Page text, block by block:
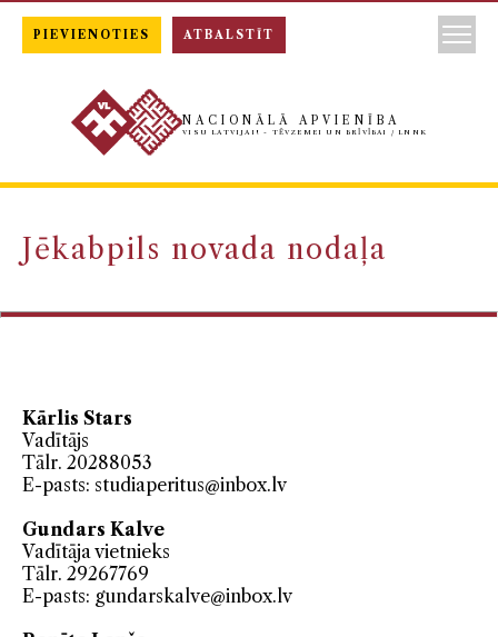
NACIONĀLĀ APVIENĪBA
VISU LATVIJAI! - TĒVZEMEI UN BRĪVĪBAI / LNNK
Jēkabpils novada nodaļa
Kārlis Stars
Vadītājs
Tālr. 20288053
E-pasts: studiaperitus@inbox.lv
Gundars Kalve
Vadītāja vietnieks
Tālr. 29267769
E-pasts: gundarskalve@inbox.lv
PIEVIENOTIES ATBALSTĪT